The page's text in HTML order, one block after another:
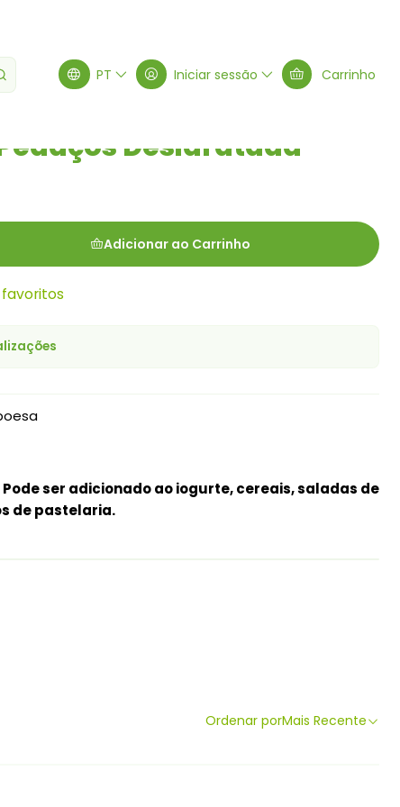
PT Iniciar sessão Carrinho
Desidratada
Adicionar ao Carrinho
ser adicionado ao iogurte, cereais, saladas de
de pastelaria.
Ordenar porMais Recente